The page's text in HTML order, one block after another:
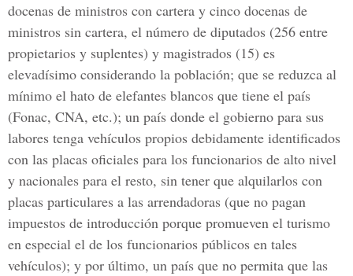
docenas de ministros con cartera y cinco docenas de
ministros sin cartera, el número de diputados (256 entre
propietarios y suplentes) y magistrados (15) es
elevadísimo considerando la población; que se reduzca al
mínimo el hato de elefantes blancos que tiene el país
(Fonac, CNA, etc.); un país donde el gobierno para sus
labores tenga vehículos propios debidamente identificados
con las placas oficiales para los funcionarios de alto nivel
y nacionales para el resto, sin tener que alquilarlos con
placas particulares a las arrendadoras (que no pagan
impuestos de introducción porque promueven el turismo
en especial el de los funcionarios públicos en tales
vehículos); y por último, un país que no permita que las